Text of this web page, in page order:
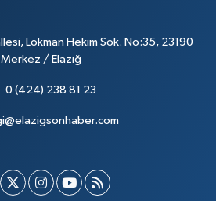
Lokman Hekim Sok. No:35, 23190
Merkez / Elazığ
0 (424) 238 81 23